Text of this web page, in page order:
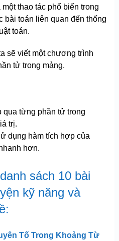
thao tác phổ biến trong
bài toán liên quan đến thống
toán.
sẽ viết một chương trình
tử trong mảng.
qua từng phần tử trong
trị.
dụng hàm tích hợp của
hơn.
sách 10 bài
kỹ năng và
Tố Trong Khoảng Từ